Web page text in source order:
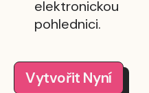
elektronickou
pohlednici.
Vytvořit Nyní